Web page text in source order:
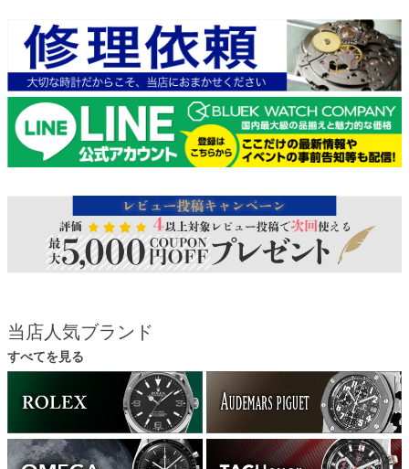
当店人気ブランド
すべてを見る